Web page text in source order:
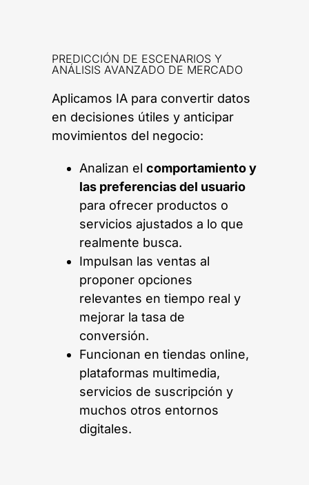
PREDICCIÓN DE ESCENARIOS Y
ANÁLISIS AVANZADO DE MERCADO
Aplicamos IA para convertir datos
en decisiones útiles y anticipar
movimientos del negocio:
Analizan el comportamiento y
las preferencias del usuario
para ofrecer productos o
servicios ajustados a lo que
realmente busca.
Impulsan las ventas al
proponer opciones
relevantes en tiempo real y
mejorar la tasa de
conversión.
Funcionan en tiendas online,
plataformas multimedia,
servicios de suscripción y
muchos otros entornos
digitales.